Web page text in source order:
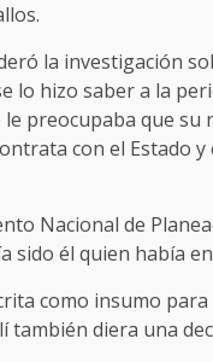
la investigación
lo hizo saber a la
preocupaba que su
con el Estado
Nacional de
sido él quien había
como insumo
diera una